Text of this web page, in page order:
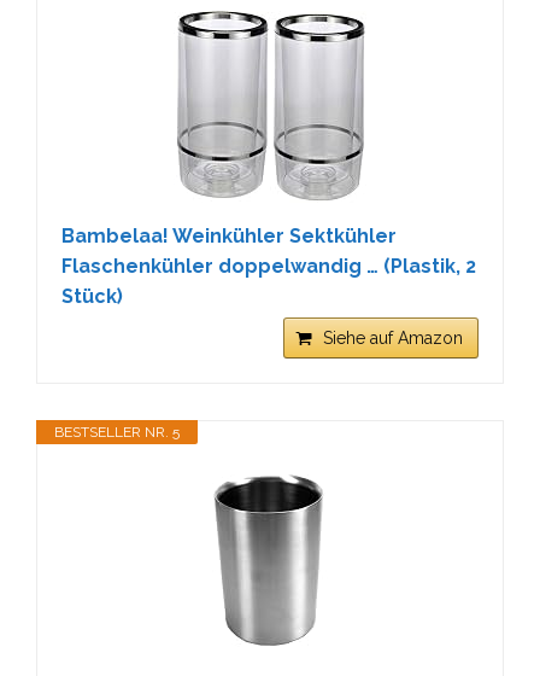
Bambelaa! Weinkühler Sektkühler
Flaschenkühler doppelwandig … (Plastik, 2
Stück)
Siehe auf Amazon
BESTSELLER NR. 5